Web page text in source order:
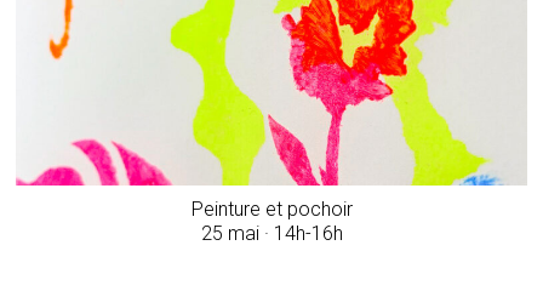
Peinture et pochoir
25 mai · 14h-16h